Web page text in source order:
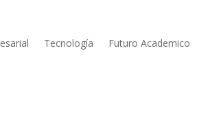
Tecnología Futuro Academico